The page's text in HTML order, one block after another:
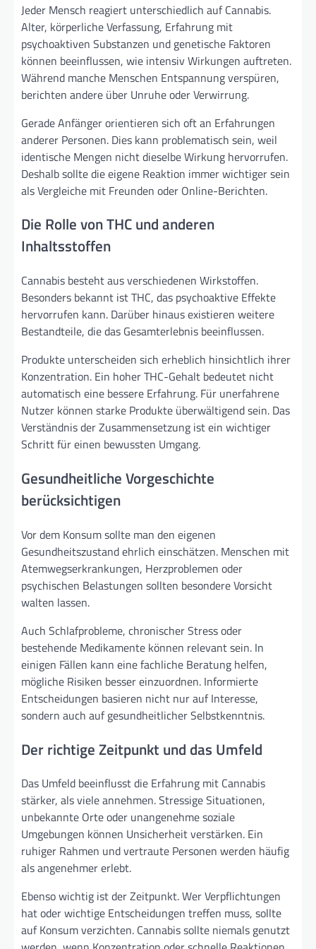
Jeder Mensch reagiert unterschiedlich auf Cannabis.
Alter, körperliche Verfassung, Erfahrung mit
psychoaktiven Substanzen und genetische Faktoren
können beeinflussen, wie intensiv Wirkungen auftreten.
Während manche Menschen Entspannung verspüren,
berichten andere über Unruhe oder Verwirrung.
Gerade Anfänger orientieren sich oft an Erfahrungen
anderer Personen. Dies kann problematisch sein, weil
identische Mengen nicht dieselbe Wirkung hervorrufen.
Deshalb sollte die eigene Reaktion immer wichtiger sein
als Vergleiche mit Freunden oder Online-Berichten.
Die Rolle von THC und anderen
Inhaltsstoffen
Cannabis besteht aus verschiedenen Wirkstoffen.
Besonders bekannt ist THC, das psychoaktive Effekte
hervorrufen kann. Darüber hinaus existieren weitere
Bestandteile, die das Gesamterlebnis beeinflussen.
Produkte unterscheiden sich erheblich hinsichtlich ihrer
Konzentration. Ein hoher THC-Gehalt bedeutet nicht
automatisch eine bessere Erfahrung. Für unerfahrene
Nutzer können starke Produkte überwältigend sein. Das
Verständnis der Zusammensetzung ist ein wichtiger
Schritt für einen bewussten Umgang.
Gesundheitliche Vorgeschichte
berücksichtigen
Vor dem Konsum sollte man den eigenen
Gesundheitszustand ehrlich einschätzen. Menschen mit
Atemwegserkrankungen, Herzproblemen oder
psychischen Belastungen sollten besondere Vorsicht
walten lassen.
Auch Schlafprobleme, chronischer Stress oder
bestehende Medikamente können relevant sein. In
einigen Fällen kann eine fachliche Beratung helfen,
mögliche Risiken besser einzuordnen. Informierte
Entscheidungen basieren nicht nur auf Interesse,
sondern auch auf gesundheitlicher Selbstkenntnis.
Der richtige Zeitpunkt und das Umfeld
Das Umfeld beeinflusst die Erfahrung mit Cannabis
stärker, als viele annehmen. Stressige Situationen,
unbekannte Orte oder unangenehme soziale
Umgebungen können Unsicherheit verstärken. Ein
ruhiger Rahmen und vertraute Personen werden häufig
als angenehmer erlebt.
Ebenso wichtig ist der Zeitpunkt. Wer Verpflichtungen
hat oder wichtige Entscheidungen treffen muss, sollte
auf Konsum verzichten. Cannabis sollte niemals genutzt